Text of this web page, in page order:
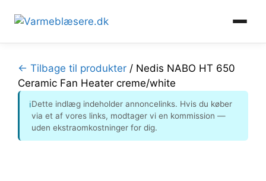
indhold
← Tilbage til produkter / Nedis NABO HT 650
Ceramic Fan Heater creme/white
ℹDette indlæg indeholder annoncelinks. Hvis du køber
via et af vores links, modtager vi en kommission —
uden ekstraomkostninger for dig.